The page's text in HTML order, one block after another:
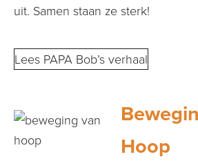
uit. Samen staan ze sterk!
Lees PAPA Bob’s verhaal
Hoop